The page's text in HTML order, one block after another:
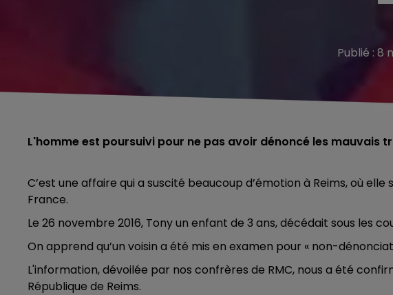
Publié : 8
L'homme est poursuivi pour ne pas avoir dénoncé les mauvais
C’est une affaire qui a suscité beaucoup d’émotion à Reims, où
France.
Le 26 novembre 2016, Tony un enfant de 3 ans, décédait sous les
On apprend qu’un voisin a été mis en examen pour « non-
L'information, dévoilée par nos confrères de RMC, nous a été
République de Reims.